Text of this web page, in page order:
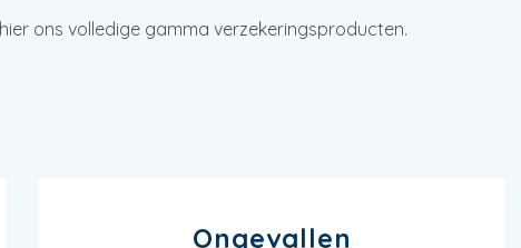
ons volledige gamma verzekeringsproducten.
Ongevallen